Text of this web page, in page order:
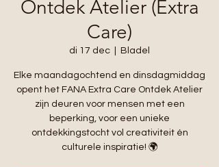
Ontdek Atelier (Extra
Care)
di 17 dec Bladel
Elke maandagochtend en dinsdagmiddag
opent het FANA Extra Care Ontdek Atelier
zijn deuren voor mensen met een
beperking, voor een unieke
ontdekkingstocht vol creativiteit én
culturele inspiratie! 🌍